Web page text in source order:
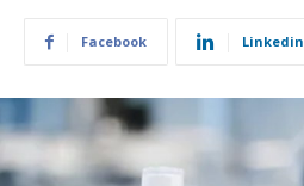
Facebook Linkedin